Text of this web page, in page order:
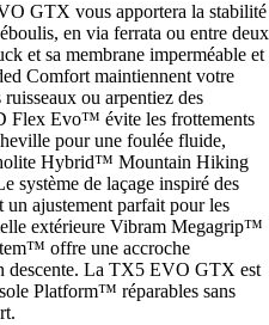
GTX vous apportera la stabilité
en via ferrata ou entre deux
et sa membrane imperméable et
Comfort maintiennent votre
ou arpentiez des
Flex Evo™ évite les frottements
pour une foulée fluide,
Hybrid™ Mountain Hiking
système de laçage inspiré des
un ajustement parfait pour les
extérieure Vibram Megagrip™
offre une accroche
descente. La TX5 EVO GTX est
Platform™ réparables sans